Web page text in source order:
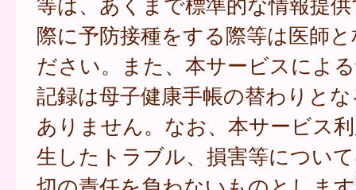
際に予防接種をする際等は医師
ださい。また、本サービスによ
記録は母子健康手帳の替わりと
ありません。なお、本サービス
生したトラブル、損害等につい